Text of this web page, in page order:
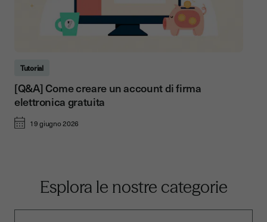
Tutorial
[Q&A] Come creare un account di firma
elettronica gratuita
19 giugno 2026
Esplora le nostre categorie